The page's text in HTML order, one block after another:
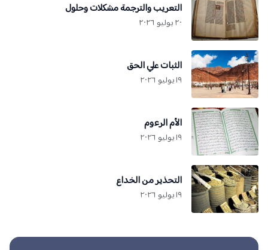
التعريب والترجمة مشكلات وحلول
٢٠ يوليو ٢٠٢٦
الثبات علي الحق
١٩ يوليو ٢٠٢٦
الأم الرءوم
١٩ يوليو ٢٠٢٦
التحذير من الخداع
١٩ يوليو ٢٠٢٦